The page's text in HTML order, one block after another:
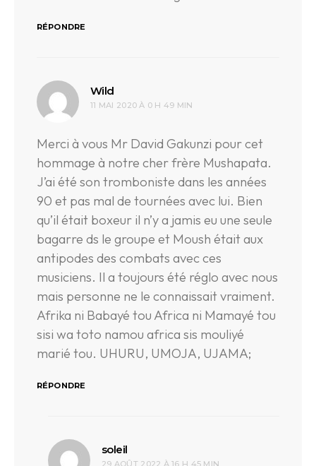
RÉPONDRE
Wild
11 MAI 2020 À 0 H 49 MIN
Merci à vous Mr David Gakunzi pour cet
hommage à notre cher frère Mushapata.
J’ai été son tromboniste dans les années
90 et pas mal de tournées avec lui. Bien
qu’il était boxeur il n’y a jamis eu une seule
bagarre ds le groupe et Moush était aux
antipodes des combats avec ces
musiciens. Il a toujours été réglo avec nous
mais personne ne le connaissait vraiment.
Afrika ni Babayé tou Africa ni Mamayé tou
sisi wa toto namou africa sis mouliyé
marié tou. UHURU, UMOJA, UJAMA;
RÉPONDRE
soleil
29 AOÛT 2022 À 16 H 45 MIN